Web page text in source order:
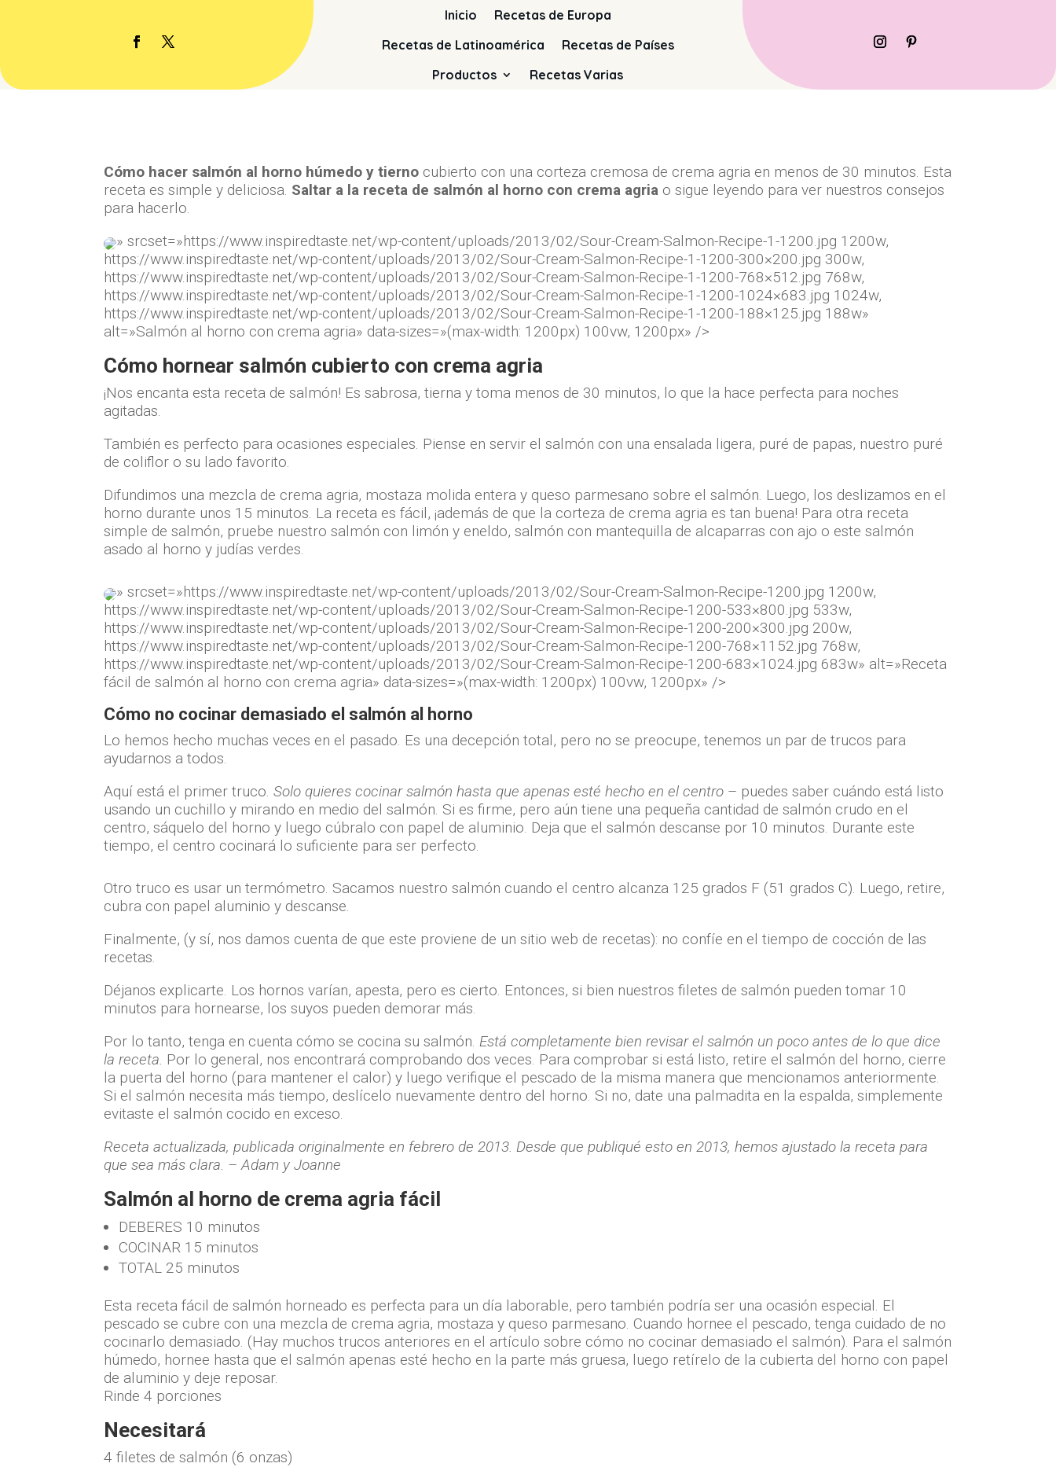
Inicio
Recetas de Europa
Recetas de Latinoamérica
Recetas de Países
Productos
Recetas Varias
Cómo hacer salmón al horno húmedo y tierno cubierto con una corteza cremosa de crema agria en menos de 30 minutos. Esta
receta es simple y deliciosa. Saltar a la receta de salmón al horno con crema agria o sigue leyendo para ver nuestros consejos
para hacerlo.
» srcset=»https://www.inspiredtaste.net/wp-content/uploads/2013/02/Sour-Cream-Salmon-Recipe-1-1200.jpg 1200w,
https://www.inspiredtaste.net/wp-content/uploads/2013/02/Sour-Cream-Salmon-Recipe-1-1200-300×200.jpg 300w,
https://www.inspiredtaste.net/wp-content/uploads/2013/02/Sour-Cream-Salmon-Recipe-1-1200-768×512.jpg 768w,
https://www.inspiredtaste.net/wp-content/uploads/2013/02/Sour-Cream-Salmon-Recipe-1-1200-1024×683.jpg 1024w,
https://www.inspiredtaste.net/wp-content/uploads/2013/02/Sour-Cream-Salmon-Recipe-1-1200-188×125.jpg 188w»
alt=»Salmón al horno con crema agria» data-sizes=»(max-width: 1200px) 100vw, 1200px» />
Cómo hornear salmón cubierto con crema agria
¡Nos encanta esta receta de salmón! Es sabrosa, tierna y toma menos de 30 minutos, lo que la hace perfecta para noches
agitadas.
También es perfecto para ocasiones especiales. Piense en servir el salmón con una ensalada ligera, puré de papas, nuestro puré
de coliflor o su lado favorito.
Difundimos una mezcla de crema agria, mostaza molida entera y queso parmesano sobre el salmón. Luego, los deslizamos en el
horno durante unos 15 minutos. La receta es fácil, ¡además de que la corteza de crema agria es tan buena! Para otra receta
simple de salmón, pruebe nuestro salmón con limón y eneldo, salmón con mantequilla de alcaparras con ajo o este salmón
asado al horno y judías verdes.
» srcset=»https://www.inspiredtaste.net/wp-content/uploads/2013/02/Sour-Cream-Salmon-Recipe-1200.jpg 1200w,
https://www.inspiredtaste.net/wp-content/uploads/2013/02/Sour-Cream-Salmon-Recipe-1200-533×800.jpg 533w,
https://www.inspiredtaste.net/wp-content/uploads/2013/02/Sour-Cream-Salmon-Recipe-1200-200×300.jpg 200w,
https://www.inspiredtaste.net/wp-content/uploads/2013/02/Sour-Cream-Salmon-Recipe-1200-768×1152.jpg 768w,
https://www.inspiredtaste.net/wp-content/uploads/2013/02/Sour-Cream-Salmon-Recipe-1200-683×1024.jpg 683w» alt=»Receta
fácil de salmón al horno con crema agria» data-sizes=»(max-width: 1200px) 100vw, 1200px» />
Cómo no cocinar demasiado el salmón al horno
Lo hemos hecho muchas veces en el pasado. Es una decepción total, pero no se preocupe, tenemos un par de trucos para
ayudarnos a todos.
Aquí está el primer truco. Solo quieres cocinar salmón hasta que apenas esté hecho en el centro – puedes saber cuándo está listo
usando un cuchillo y mirando en medio del salmón. Si es firme, pero aún tiene una pequeña cantidad de salmón crudo en el
centro, sáquelo del horno y luego cúbralo con papel de aluminio. Deja que el salmón descanse por 10 minutos. Durante este
tiempo, el centro cocinará lo suficiente para ser perfecto.
Otro truco es usar un termómetro. Sacamos nuestro salmón cuando el centro alcanza 125 grados F (51 grados C). Luego, retire,
cubra con papel aluminio y descanse.
Finalmente, (y sí, nos damos cuenta de que este proviene de un sitio web de recetas): no confíe en el tiempo de cocción de las
recetas.
Déjanos explicarte. Los hornos varían, apesta, pero es cierto. Entonces, si bien nuestros filetes de salmón pueden tomar 10
minutos para hornearse, los suyos pueden demorar más.
Por lo tanto, tenga en cuenta cómo se cocina su salmón. Está completamente bien revisar el salmón un poco antes de lo que dice
la receta. Por lo general, nos encontrará comprobando dos veces. Para comprobar si está listo, retire el salmón del horno, cierre
la puerta del horno (para mantener el calor) y luego verifique el pescado de la misma manera que mencionamos anteriormente.
Si el salmón necesita más tiempo, deslícelo nuevamente dentro del horno. Si no, date una palmadita en la espalda, simplemente
evitaste el salmón cocido en exceso.
Receta actualizada, publicada originalmente en febrero de 2013. Desde que publiqué esto en 2013, hemos ajustado la receta para
que sea más clara. – Adam y Joanne
Salmón al horno de crema agria fácil
DEBERES 10 minutos
COCINAR 15 minutos
TOTAL 25 minutos
Esta receta fácil de salmón horneado es perfecta para un día laborable, pero también podría ser una ocasión especial. El
pescado se cubre con una mezcla de crema agria, mostaza y queso parmesano. Cuando hornee el pescado, tenga cuidado de no
cocinarlo demasiado. (Hay muchos trucos anteriores en el artículo sobre cómo no cocinar demasiado el salmón). Para el salmón
húmedo, hornee hasta que el salmón apenas esté hecho en la parte más gruesa, luego retírelo de la cubierta del horno con papel
de aluminio y deje reposar.
Rinde 4 porciones
Necesitará
4 filetes de salmón (6 onzas)